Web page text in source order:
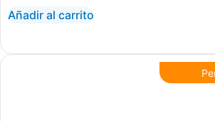
Añadir al carrito